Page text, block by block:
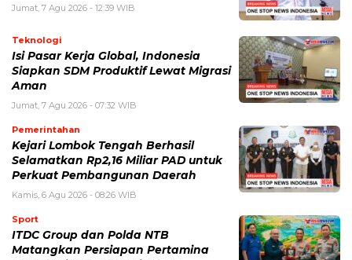
Jumat, 7 Agu 2026 - 12:39 WIB
Teknologi
​Isi Pasar Kerja Global, Indonesia
Siapkan SDM Produktif Lewat Migrasi
Aman
Jumat, 7 Agu 2026 - 07:32 WIB
Pemerintahan
Kejari Lombok Tengah Berhasil
Selamatkan Rp2,16 Miliar PAD untuk
Perkuat Pembangunan Daerah
Kamis, 6 Agu 2026 - 08:26 WIB
Sport
ITDC Group dan Polda NTB
Matangkan Persiapan Pertamina